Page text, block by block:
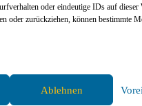
oder eindeutige IDs auf dieser
oder zurückziehen, können bestimmte
Ablehnen